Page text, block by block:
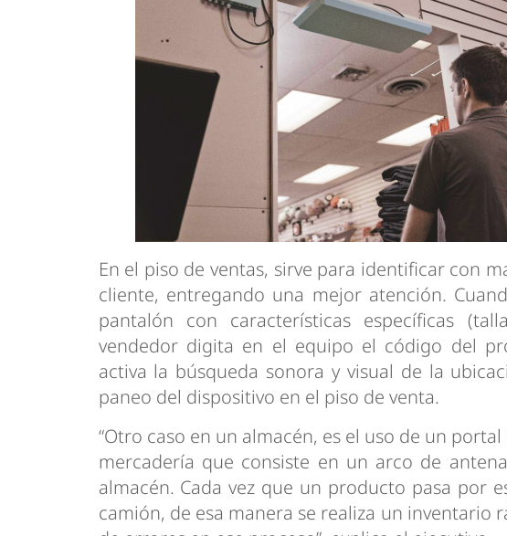
En el piso de ventas, sirve para identificar con
cliente, entregando una mejor atención.
pantalón con características específicas
vendedor digita en el equipo el código del
activa la búsqueda sonora y visual de la
paneo del dispositivo en el piso de venta.
“Otro caso en un almacén, es el uso de un
mercadería que consiste en un arco de
almacén. Cada vez que un producto pasa por
camión, de esa manera se realiza un inventario